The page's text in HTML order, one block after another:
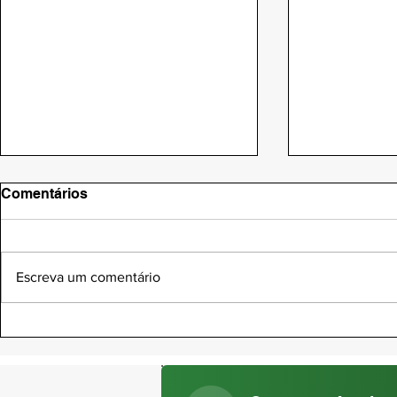
Comentários
Escreva um comentário